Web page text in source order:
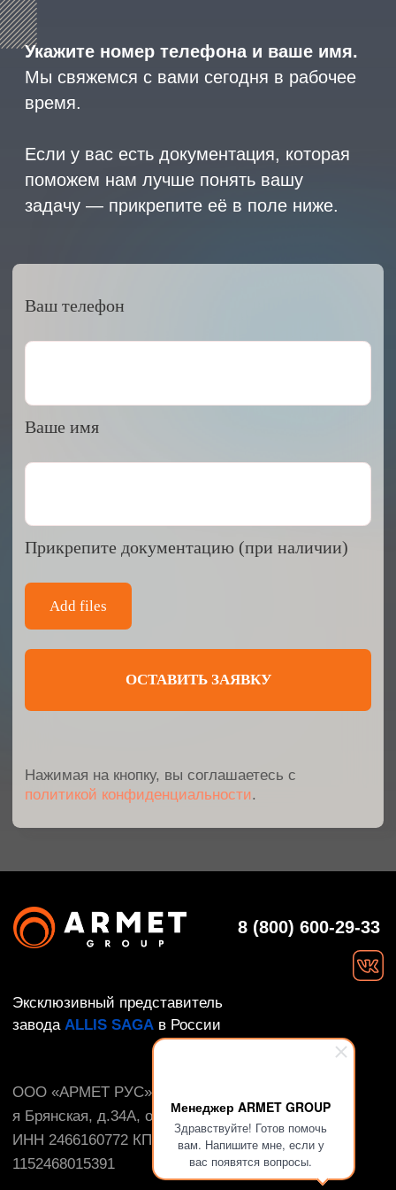
Менеджер ARMET GROUP
Здравствуйте! Готов помочь
вам. Напишите мне, если у
вас появятся вопросы.